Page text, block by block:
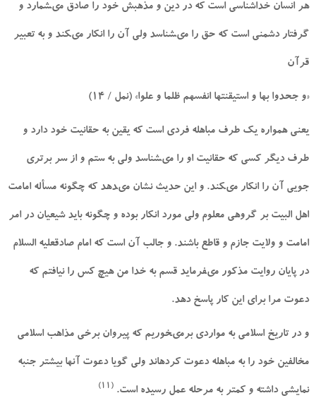
هر انسان خداشناسى است كه در دين و مذهبش خود را صادق مى‏شمارد و
گرفتار دشمنى است كه حق را مى‏شناسد ولى آن را انكار مى‏كند و به تعبير
قرآن
«و جحدوا بها و استيقنتها انفسهم ظلما و علوا» (نمل / 14)
يعنى همواره يك طرف مباهله فردى است كه يقين به حقانيت خود دارد و
طرف ديگر كسى كه حقانيت او را مى‏شناسد ولى به ستم و از سر برترى
جويى آن را انكار مى‏كند. و اين حديث نشان مى‏دهد كه چگونه مسأله امامت
اهل البيت بر گروهى معلوم ولى مورد انكار بوده و چگونه بايد شيعيان در امر
امامت و ولايت جازم و قاطع باشند. و جالب آن است كه امام صادق‏عليه السلام
در پايان روايت مذكور مى‏فرمايد قسم به خدا من هيچ كس را نيافتم كه
دعوت مرا براى اين كار پاسخ دهد.
و در تاريخ اسلامى به مواردى برمى‏خوريم كه پيروان برخى مذاهب اسلامى
مخالفين خود را به مباهله دعوت كرده‏اند ولى گويا دعوت آنها بيشتر جنبه
نمايشى داشته و كمتر به مرحله عمل رسيده است. (11)